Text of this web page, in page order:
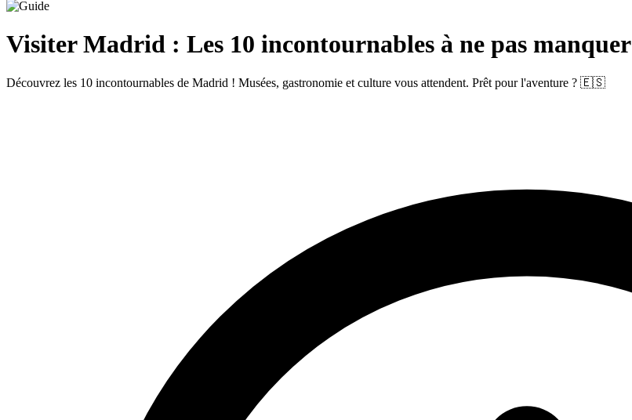
Visiter Madrid : Les 10 incontournables à ne pas manquer
Découvrez les 10 incontournables de Madrid ! Musées, gastronomie et culture vous attendent. Prêt pour l'aventure ? 🇪🇸